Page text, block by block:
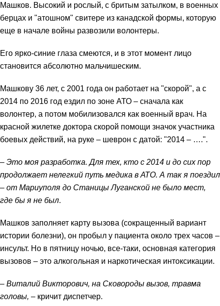
Машков. Высокий и рослый, с бритым затылком, в военных
берцах и "атошном" свитере из канадской формы, которую
еще в начале войны развозили волонтеры.
Его ярко-синие глаза смеются, и в этот момент лицо
становится абсолютно мальчишеским.
Машкову 36 лет, с 2001 года он работает на "скорой", а с
2014 по 2016 год ездил по зоне АТО – сначала как
волонтер, а потом мобилизовался как военный врач. На
красной жилетке доктора скорой помощи значок участника
боевых действий, на руке – шеврон с датой: "2014 – ….".
– Это моя разработка. Для тех, кто с 2014 и до сих пор
продолжает нелегкий путь медика в АТО. А так я поездил
– от Мариуполя до Станицы Луганской не было мест,
где бы я не был.
Машков заполняет карту вызова (сокращенный вариант
истории болезни), он пробыл у пациента около трех часов –
инсульт. Но в пятницу ночью, все-таки, основная категория
вызовов – это алкогольная и наркотическая интоксикации.
– Виталий Викторович, на Сковороды вызов, травма
головы, – кричит диспетчер.